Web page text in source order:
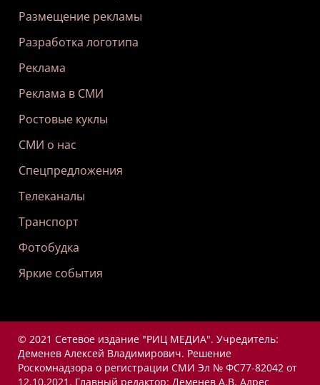
Размещение рекламы
Разработка логотипа
Реклама
Реклама в СМИ
Ростовые куклы
СМИ о нас
Спецпредложения
Телеканалы
Транспорт
Фотобудка
Яркие события
© 2021 Сетевое издание "РИЦ МЕДИА". Учредитель:
Деменев Алексей Владимирович. Решение
Роскомнадзора о регистрации СМИ Эл № ФС77-82042 от
12.10.2021. Главный редактор: Деменев А.В. Адрес